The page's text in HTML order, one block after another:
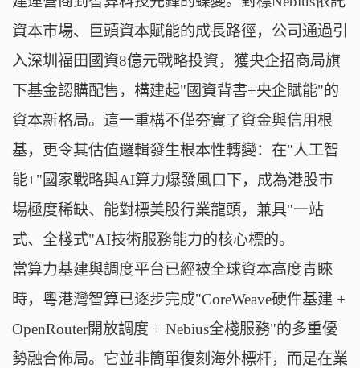
資本市場、巨頭資本賦能的成長路徑，公司通過引
入深圳福田國資8億元戰略投資，獲央企招商局旗
下基金認購配售，構建起"國資背書+央企賦能"的
資本新格局。這一重構不僅夯實了資金與信用根
基，更令其估值邏輯發生根本性轉變：在"人工智
能+"國家戰略與AI算力爆發風口下，成為港股市
場極度稀缺、能對標美股行業龍頭，兼具"一站
式、全棧式"AI技術服務能力的核心標的。
當算力基建與調度平台已經被全球資本高度青睞
時，粵港灣智算已逐步完成"CoreWeave硬件基建 +
OpenRouter開放調度 + Nebius全棧服務"的多重優
勢融合佈局。它並非簡單復刻海外標杆，而是在業